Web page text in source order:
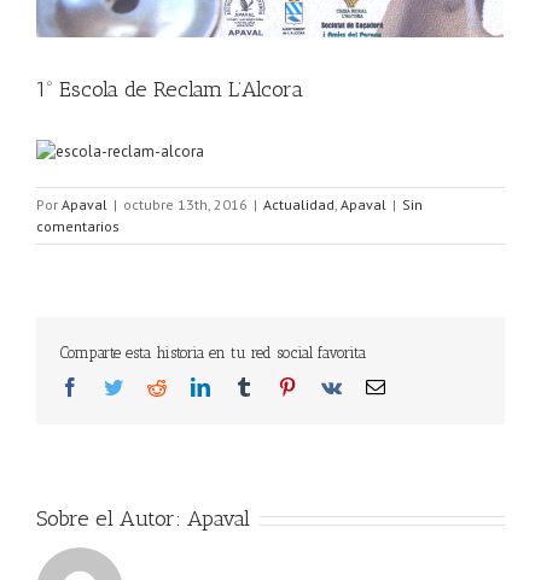
1º Escola de Reclam L’Alcora
Por Apaval | octubre 13th, 2016 | Actualidad, Apaval | Sin
comentarios
Comparte esta historia en tu red social favorita
Facebook
TwitterRedditLinkedInTumblr Pinterest
Vk
Correo
Sobre el Autor: Apaval